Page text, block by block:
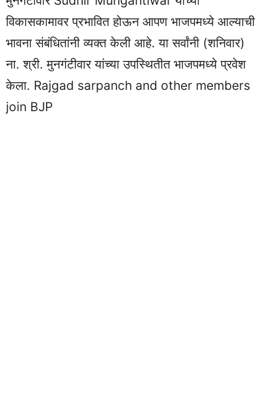
विकासकामावर प्रभावित होऊन आपण भाजपमध्ये आल्याची
भावना संबंधितांनी व्यक्त केली आहे. या सर्वांनी (शनिवार)
ना. श्री. मुनगंटीवार यांच्या उपस्थितीत भाजपमध्ये प्रवेश
केला. Rajgad sarpanch and other members
join BJP